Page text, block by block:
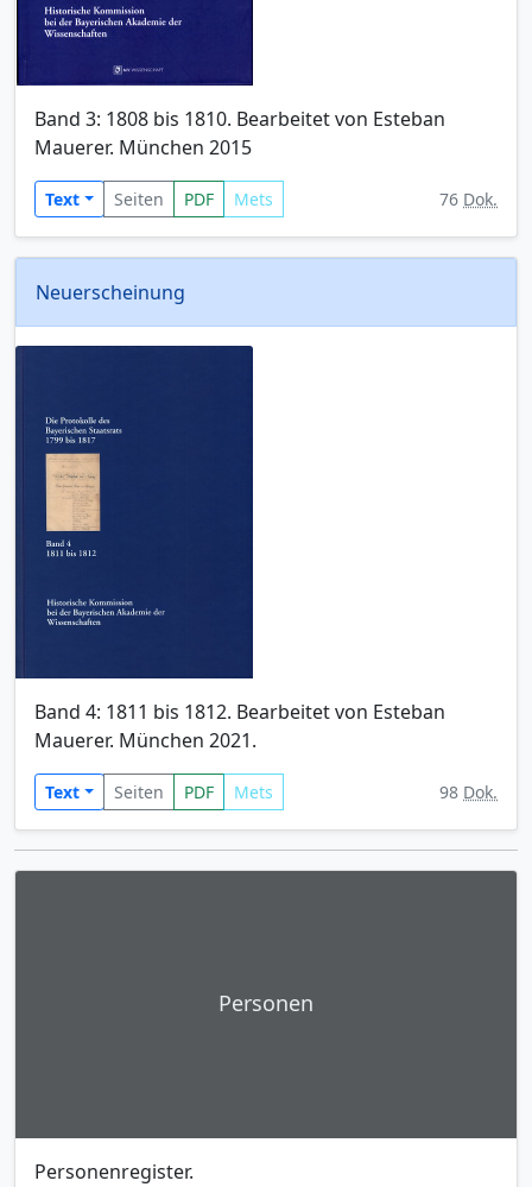
Band 3: 1808 bis 1810. Bearbeitet von Esteban
Mauerer. München 2015
Text Seiten PDF Mets 76 Dok.
Neuerscheinung
Band 4: 1811 bis 1812. Bearbeitet von Esteban
Mauerer. München 2021.
Text Seiten PDF Mets 98 Dok.
Personen
Personenregister.